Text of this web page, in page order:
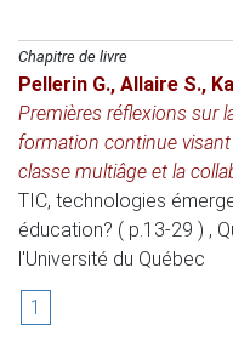
Chapitre de livre
Pellerin G., Allaire S.,
Premières réflexions sur
formation continue visant
classe multiâge et la
TIC, technologies
éducation? ( p.13-29 ) ,
l'Université du Québec
1